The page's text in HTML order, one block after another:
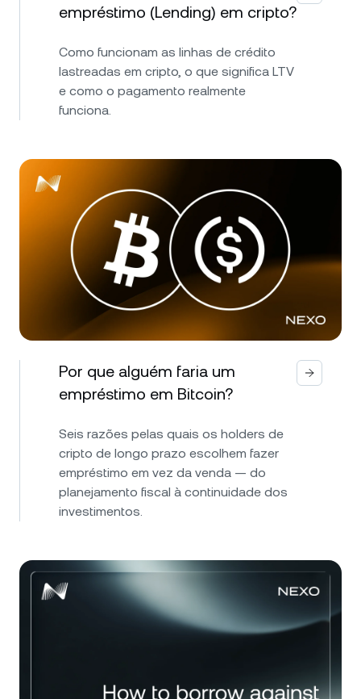
empréstimo (Lending) em cripto?
Como funcionam as linhas de crédito
lastreadas em cripto, o que significa LTV
e como o pagamento realmente
funciona.
Por que alguém faria um
empréstimo em Bitcoin?
Seis razões pelas quais os holders de
cripto de longo prazo escolhem fazer
empréstimo em vez da venda — do
planejamento fiscal à continuidade dos
investimentos.